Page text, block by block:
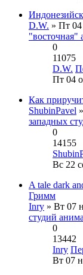
D.W. » Пт
"восточная"
0
11075
D.W.
Пт 04
Как
ShubinPavel
западных
0
14155
Вс 22
A tale dark
Гримм
Inry » Вт 07
студий
0
13442
Inry
Вт 07